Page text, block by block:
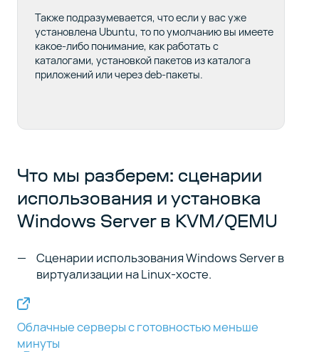
Также подразумевается, что если у вас уже
установлена Ubuntu, то по умолчанию вы имеете
какое-либо понимание, как работать с
каталогами, установкой пакетов из каталога
приложений или через deb-пакеты.
Что мы разберем: сценарии
использования и установка
Windows Server в KVM/QEMU
Сценарии использования Windows Server в
виртуализации на Linux-хосте.
Облачные серверы с готовностью меньше
минуты